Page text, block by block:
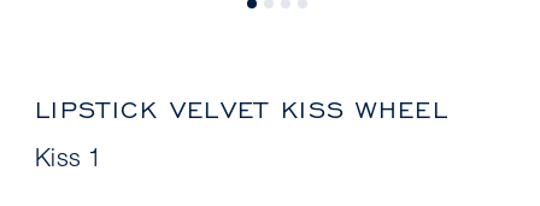
LIPSTICK VELVET KISS WHEEL
Kiss 1